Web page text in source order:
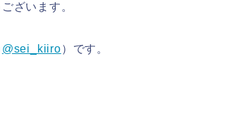
ざいます。
@sei_kiiro）です。